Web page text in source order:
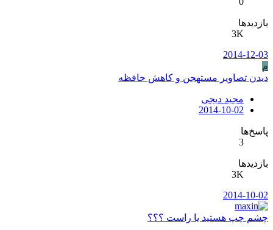
بازدیدها
3K
2014-12-03
م
دیدن تصاویر مستهجن و کاهش حافظه
مجید دیجی
2014-10-02
پاسخ‌ها
3
بازدیدها
3K
2014-10-02
چشم چپ هستید یا راست ؟؟؟